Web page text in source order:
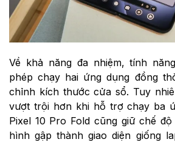
Về khả năng đa nhiệm, tính
phép chạy hai ứng dụng đồng
chỉnh kích thước cửa sổ. Tuy
vượt trội hơn khi hỗ trợ chạy ba
Pixel 10 Pro Fold cũng giữ chế
hình gập thành giao diện giống